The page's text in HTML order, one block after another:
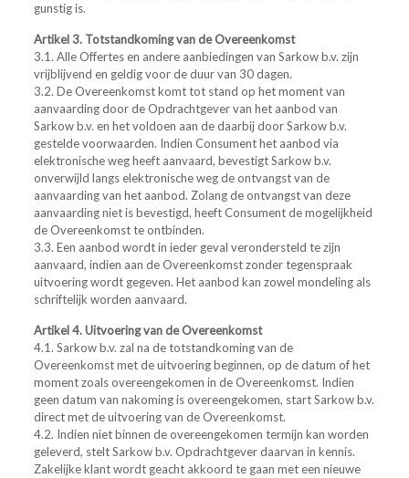
gunstig is.
Artikel 3. Totstandkoming van de Overeenkomst
3.1. Alle Offertes en andere aanbiedingen van Sarkow b.v. zijn
vrijblijvend en geldig voor de duur van 30 dagen.
3.2. De Overeenkomst komt tot stand op het moment van
aanvaarding door de Opdrachtgever van het aanbod van
Sarkow b.v. en het voldoen aan de daarbij door Sarkow b.v.
gestelde voorwaarden. Indien Consument het aanbod via
elektronische weg heeft aanvaard, bevestigt Sarkow b.v.
onverwijld langs elektronische weg de ontvangst van de
aanvaarding van het aanbod. Zolang de ontvangst van deze
aanvaarding niet is bevestigd, heeft Consument de mogelijkheid
de Overeenkomst te ontbinden.
3.3. Een aanbod wordt in ieder geval verondersteld te zijn
aanvaard, indien aan de Overeenkomst zonder tegenspraak
uitvoering wordt gegeven. Het aanbod kan zowel mondeling als
schriftelijk worden aanvaard.
Artikel 4. Uitvoering van de Overeenkomst
4.1. Sarkow b.v. zal na de totstandkoming van de
Overeenkomst met de uitvoering beginnen, op de datum of het
moment zoals overeengekomen in de Overeenkomst. Indien
geen datum van nakoming is overeengekomen, start Sarkow b.v.
direct met de uitvoering van de Overeenkomst.
4.2. Indien niet binnen de overeengekomen termijn kan worden
geleverd, stelt Sarkow b.v. Opdrachtgever daarvan in kennis.
Zakelijke klant wordt geacht akkoord te gaan met een nieuwe